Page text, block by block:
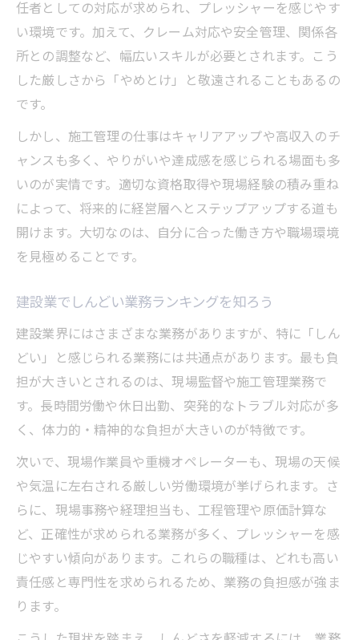
任者としての対応が求められ、プレッシャーを感じやす
い環境です。加えて、クレーム対応や安全管理、関係各
所との調整など、幅広いスキルが必要とされます。こう
した厳しさから「やめとけ」と敬遠されることもあるの
です。
しかし、施工管理の仕事はキャリアアップや高収入のチ
ャンスも多く、やりがいや達成感を感じられる場面も多
いのが実情です。適切な資格取得や現場経験の積み重ね
によって、将来的に経営層へとステップアップする道も
開けます。大切なのは、自分に合った働き方や職場環境
を見極めることです。
建設業でしんどい業務ランキングを知ろう
建設業界にはさまざまな業務がありますが、特に「しん
どい」と感じられる業務には共通点があります。最も負
担が大きいとされるのは、現場監督や施工管理業務で
す。長時間労働や休日出勤、突発的なトラブル対応が多
く、体力的・精神的な負担が大きいのが特徴です。
次いで、現場作業員や重機オペレーターも、現場の天候
や気温に左右される厳しい労働環境が挙げられます。さ
らに、現場事務や経理担当も、工程管理や原価計算な
ど、正確性が求められる業務が多く、プレッシャーを感
じやすい傾向があります。これらの職種は、どれも高い
責任感と専門性を求められるため、業務の負担感が強ま
ります。